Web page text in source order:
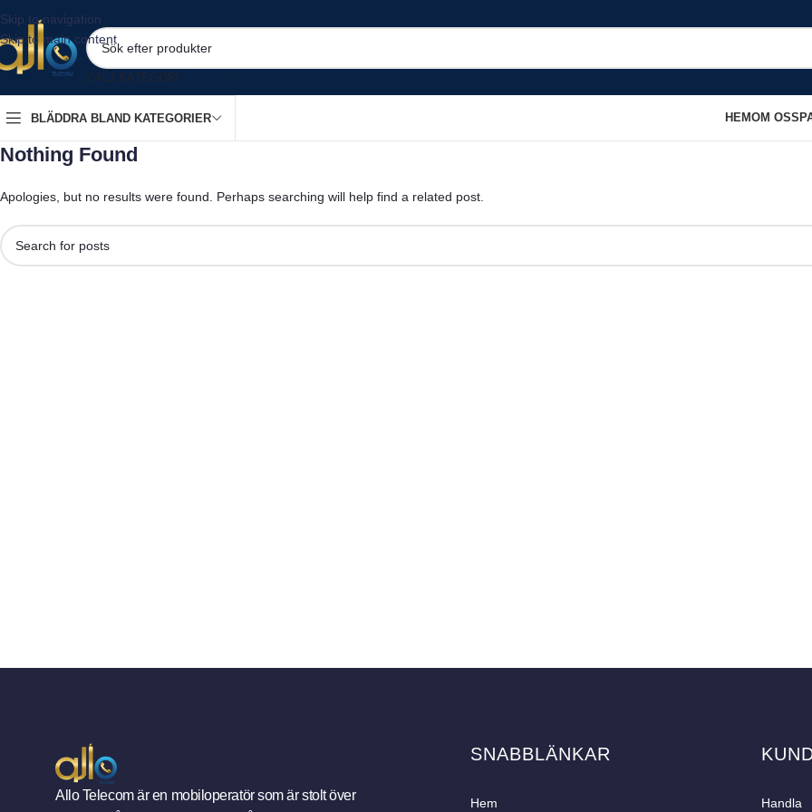
Skip to navigation
Skip to main content
VÄLJ KATEGORI
BLÄDDRA BLAND KATEGORIER HEMOM OSS
Nothing Found
Apologies, but no results were found. Perhaps searching will help find a related post.
Allo Telecom är en mobiloperatör som är stolt över
SNABBLÄNKAR
Hem Handla